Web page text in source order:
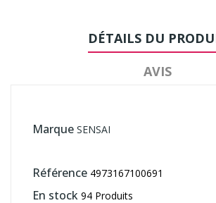
DÉTAILS DU
AVIS
Marque SENSAI
Référence 4973167100691
En stock 94 Produits